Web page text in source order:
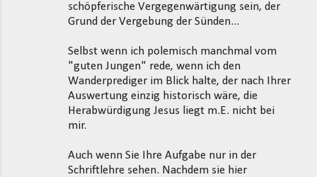
schöpferische Vergegenwärtigung sein, der
Grund der Vergebung der Sünden...
Selbst wenn ich polemisch manchmal vom
"guten Jungen" rede, wenn ich den
Wanderprediger im Blick halte, der nach Ihrer
Auswertung einzig historisch wäre, die
Herabwürdigung Jesus liegt m.E. nicht bei
mir.
Auch wenn Sie Ihre Aufgabe nur in der
Schriftlehre sehen. Nachdem sie hier